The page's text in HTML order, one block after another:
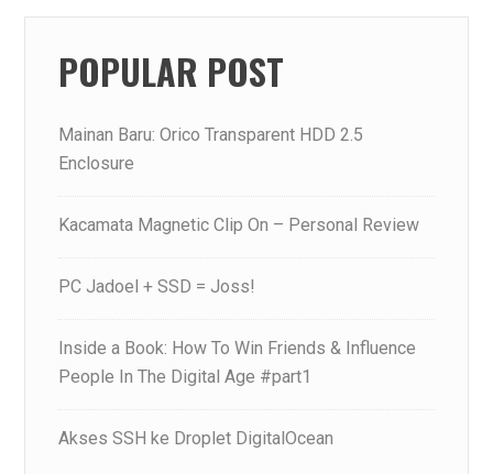
POPULAR POST
Mainan Baru: Orico Transparent HDD 2.5
Enclosure
Kacamata Magnetic Clip On – Personal Review
PC Jadoel + SSD = Joss!
Inside a Book: How To Win Friends & Influence
People In The Digital Age #part1
Akses SSH ke Droplet DigitalOcean